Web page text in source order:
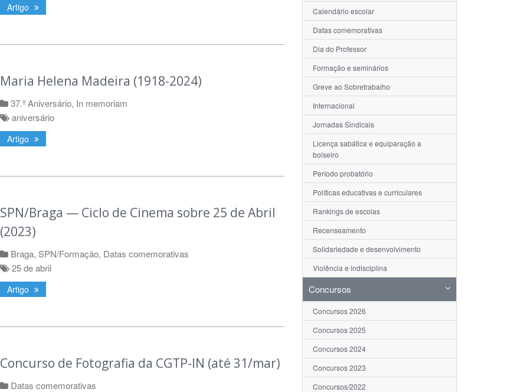
Artigo
Maria Helena Madeira (1918-2024)
37.º Aniversário, In memoriam
aniversário
Artigo
SPN/Braga — Ciclo de Cinema sobre 25 de Abril
(2023)
Braga, SPN/Formação, Datas comemorativas
25 de abril
Artigo
Concurso de Fotografia da CGTP-IN (até 31/mar)
Datas comemorativas
Calendário escolar
Datas comemorativas
Dia do Professor
Formação e seminários
Greve ao Sobretrabalho
Internacional
Jornadas Sindicais
Licença sabática e equiparação a
bolseiro
Período probatório
Políticas educativas e curriculares
Rankings de escolas
Recenseamento
Solidariedade e desenvolvimento
Violência e indisciplina
Concursos
Concursos 2026
Concursos 2025
Concursos 2024
Concursos 2023
Concursos/2022